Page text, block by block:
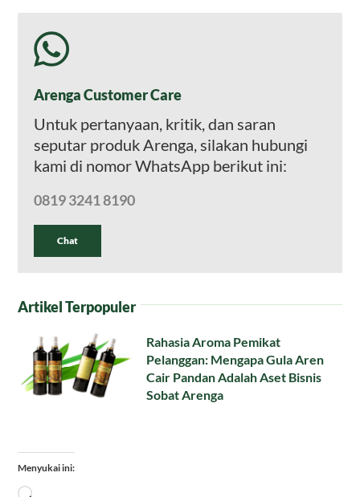
Arenga Customer Care
Untuk pertanyaan, kritik, dan saran
seputar produk Arenga, silakan hubungi
kami di nomor WhatsApp berikut ini:
0819 3241 8190
Chat
Artikel Terpopuler
Rahasia Aroma Pemikat
Pelanggan: Mengapa Gula Aren
Cair Pandan Adalah Aset Bisnis
Sobat Arenga
Menyukai ini:
Memuat...